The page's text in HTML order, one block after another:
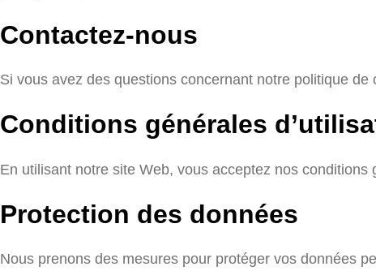
Contactez-nous
Si vous avez des questions concernant notre politique
Conditions générales
En utilisant notre site Web, vous acceptez nos
Protection des données
Nous prenons des mesures pour protéger vos données